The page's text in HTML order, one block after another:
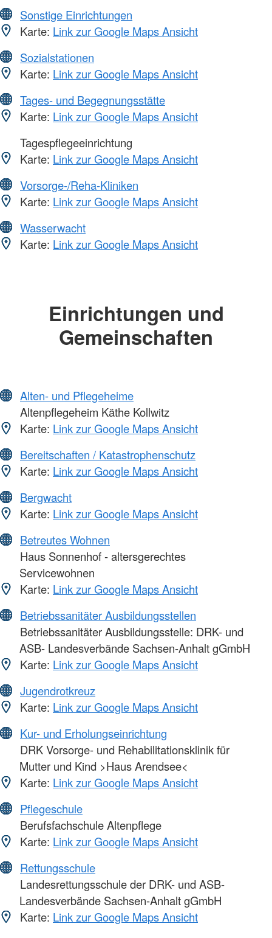
Sonstige Einrichtungen
Karte: Link zur Google Maps Ansicht
Sozialstationen
Karte: Link zur Google Maps Ansicht
Tages- und Begegnungsstätte
Karte: Link zur Google Maps Ansicht
Tagespflegeeinrichtung
Karte: Link zur Google Maps Ansicht
Vorsorge-/Reha-Kliniken
Karte: Link zur Google Maps Ansicht
Wasserwacht
Karte: Link zur Google Maps Ansicht
Einrichtungen und
Gemeinschaften
Alten- und Pflegeheime
Altenpflegeheim Käthe Kollwitz
Karte: Link zur Google Maps Ansicht
Bereitschaften / Katastrophenschutz
Karte: Link zur Google Maps Ansicht
Bergwacht
Karte: Link zur Google Maps Ansicht
Betreutes Wohnen
Haus Sonnenhof - altersgerechtes
Servicewohnen
Karte: Link zur Google Maps Ansicht
Betriebssanitäter Ausbildungsstellen
Betriebssanitäter Ausbildungsstelle: DRK- und
ASB- Landesverbände Sachsen-Anhalt gGmbH
Karte: Link zur Google Maps Ansicht
Jugendrotkreuz
Karte: Link zur Google Maps Ansicht
Kur- und Erholungseinrichtung
DRK Vorsorge- und Rehabilitationsklinik für
Mutter und Kind >Haus Arendsee<
Karte: Link zur Google Maps Ansicht
Pflegeschule
Berufsfachschule Altenpflege
Karte: Link zur Google Maps Ansicht
Rettungsschule
Landesrettungsschule der DRK- und ASB-
Landesverbände Sachsen-Anhalt gGmbH
Karte: Link zur Google Maps Ansicht